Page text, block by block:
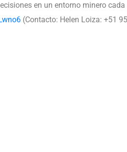
en un entorno minero cada
(Contacto: Helen Loiza: +51